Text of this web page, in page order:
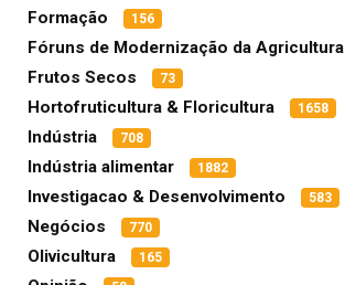
Formação 156
Fóruns de Modernização da Agricultura
Frutos Secos 73
Hortofruticultura & Floricultura 1658
Indústria 708
Indústria alimentar 1882
Investigacao & Desenvolvimento 583
Negócios 770
Olivicultura 165